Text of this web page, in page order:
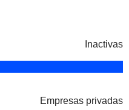
Inactivas
Empresas privadas